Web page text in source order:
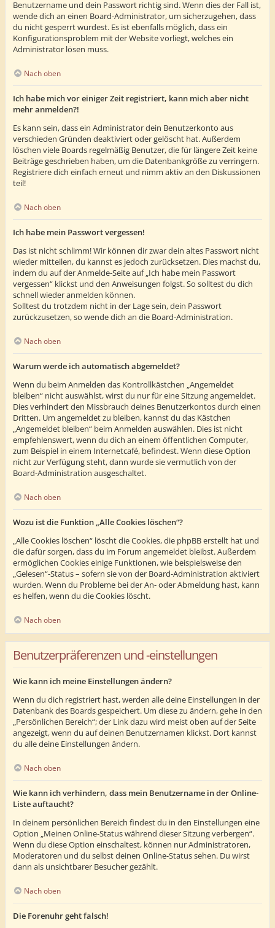
Benutzername und dein Passwort richtig sind. Wenn dies der Fall ist,
wende dich an einen Board-Administrator, um sicherzugehen, dass
du nicht gesperrt wurdest. Es ist ebenfalls möglich, dass ein
Konfigurationsproblem mit der Website vorliegt, welches ein
Administrator lösen muss.
Nach oben
Ich habe mich vor einiger Zeit registriert, kann mich aber nicht
mehr anmelden?!
Es kann sein, dass ein Administrator dein Benutzerkonto aus
verschieden Gründen deaktiviert oder gelöscht hat. Außerdem
löschen viele Boards regelmäßig Benutzer, die für längere Zeit keine
Beiträge geschrieben haben, um die Datenbankgröße zu verringern.
Registriere dich einfach erneut und nimm aktiv an den Diskussionen
teil!
Nach oben
Ich habe mein Passwort vergessen!
Das ist nicht schlimm! Wir können dir zwar dein altes Passwort nicht
wieder mitteilen, du kannst es jedoch zurücksetzen. Dies machst du,
indem du auf der Anmelde-Seite auf „Ich habe mein Passwort
vergessen“ klickst und den Anweisungen folgst. So solltest du dich
schnell wieder anmelden können.
Solltest du trotzdem nicht in der Lage sein, dein Passwort
zurückzusetzen, so wende dich an die Board-Administration.
Nach oben
Warum werde ich automatisch abgemeldet?
Wenn du beim Anmelden das Kontrollkästchen „Angemeldet
bleiben“ nicht auswählst, wirst du nur für eine Sitzung angemeldet.
Dies verhindert den Missbrauch deines Benutzerkontos durch einen
Dritten. Um angemeldet zu bleiben, kannst du das Kästchen
„Angemeldet bleiben“ beim Anmelden auswählen. Dies ist nicht
empfehlenswert, wenn du dich an einem öffentlichen Computer,
zum Beispiel in einem Internetcafé, befindest. Wenn diese Option
nicht zur Verfügung steht, dann wurde sie vermutlich von der
Board-Administration ausgeschaltet.
Nach oben
Wozu ist die Funktion „Alle Cookies löschen“?
„Alle Cookies löschen“ löscht die Cookies, die phpBB erstellt hat und
die dafür sorgen, dass du im Forum angemeldet bleibst. Außerdem
ermöglichen Cookies einige Funktionen, wie beispielsweise den
„Gelesen“-Status – sofern sie von der Board-Administration aktiviert
wurden. Wenn du Probleme bei der An- oder Abmeldung hast, kann
es helfen, wenn du die Cookies löscht.
Nach oben
Benutzerpräferenzen und -einstellungen
Wie kann ich meine Einstellungen ändern?
Wenn du dich registriert hast, werden alle deine Einstellungen in der
Datenbank des Boards gespeichert. Um diese zu ändern, gehe in den
„Persönlichen Bereich“; der Link dazu wird meist oben auf der Seite
angezeigt, wenn du auf deinen Benutzernamen klickst. Dort kannst
du alle deine Einstellungen ändern.
Nach oben
Wie kann ich verhindern, dass mein Benutzername in der Online-
Liste auftaucht?
In deinem persönlichen Bereich findest du in den Einstellungen eine
Option „Meinen Online-Status während dieser Sitzung verbergen“.
Wenn du diese Option einschaltest, können nur Administratoren,
Moderatoren und du selbst deinen Online-Status sehen. Du wirst
dann als unsichtbarer Besucher gezählt.
Nach oben
Die Forenuhr geht falsch!